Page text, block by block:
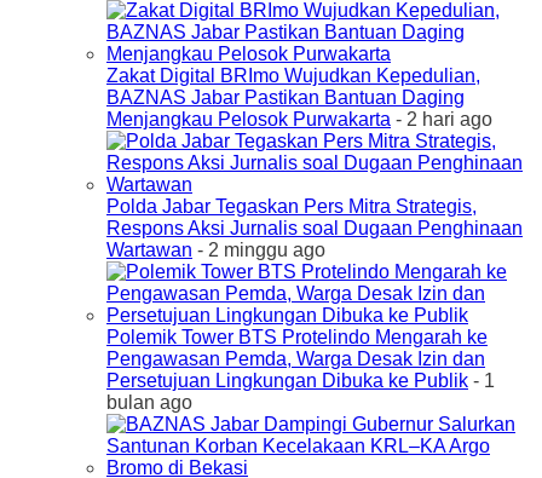
Zakat Digital BRImo Wujudkan Kepedulian,
BAZNAS Jabar Pastikan Bantuan Daging
Menjangkau Pelosok Purwakarta - 2 hari ago
Polda Jabar Tegaskan Pers Mitra Strategis,
Respons Aksi Jurnalis soal Dugaan Penghinaan
Wartawan - 2 minggu ago
Polemik Tower BTS Protelindo Mengarah ke
Pengawasan Pemda, Warga Desak Izin dan
Persetujuan Lingkungan Dibuka ke Publik - 1
bulan ago